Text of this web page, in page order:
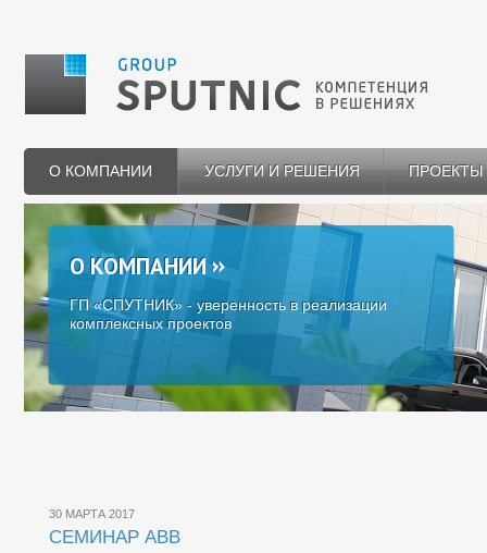
О КОМПАНИИ УСЛУГИ И РЕШЕНИЯ ПРОЕКТЫ
О КОМПАНИИ
ГП «СПУТНИК» - уверенность в реализации
комплексных проектов
30 МАРТА 2017
СЕМИНАР ABB